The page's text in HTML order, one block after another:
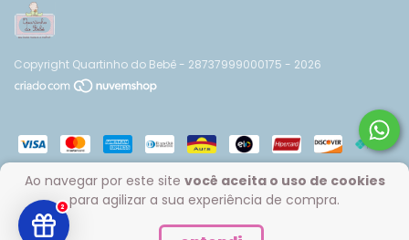
Ao navegar por este site você aceita o uso de cookies
para agilizar a sua experiência de compra.
Copyright Quartinho do Bebê - 28737999000175 - 2026
2